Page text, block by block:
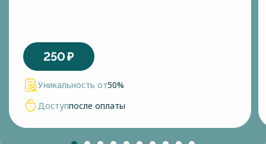
250₽
Уникальность от50%
Доступпосле оплаты